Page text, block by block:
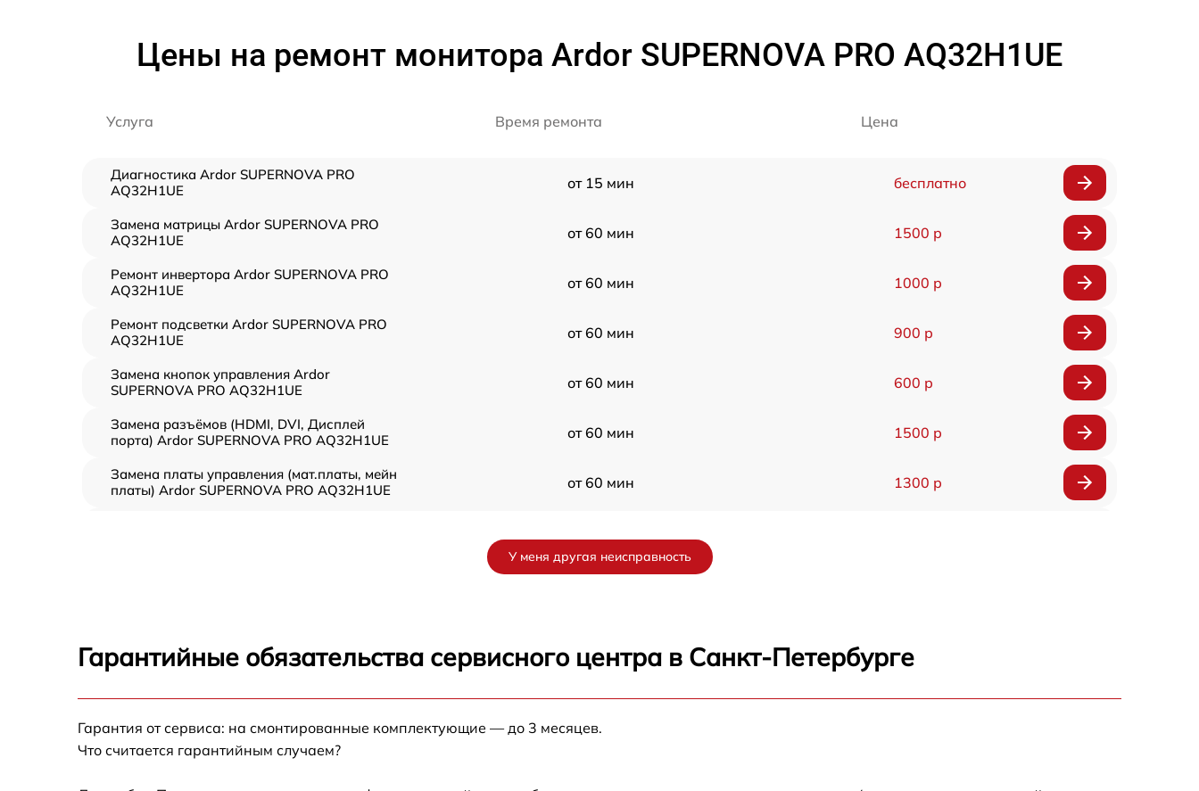
Цены на ремонт монитора Ardor SUPERNOVA PRO AQ32H1UE
Услуга Время ремонта Цена
Диагностика Ardor SUPERNOVA PRO
AQ32H1UE
от 15 мин бесплатно
Замена матрицы Ardor SUPERNOVA PRO
AQ32H1UE
от 60 мин 1500 р
Ремонт инвертора Ardor SUPERNOVA PRO
AQ32H1UE
от 60 мин 1000 р
Ремонт подсветки Ardor SUPERNOVA PRO
AQ32H1UE
от 60 мин 900 р
Замена кнопок управления Ardor
SUPERNOVA PRO AQ32H1UE
от 60 мин 600 р
Замена разъёмов (HDMI, DVI, Дисплей
порта) Ardor SUPERNOVA PRO AQ32H1UE
от 60 мин 1500 р
Замена платы управления (мат.платы, мейн
платы) Ardor SUPERNOVA PRO AQ32H1UE
от 60 мин 1300 р
Замена блока питания Ardor SUPERNOVA
PRO AQ32H1UE
от 60 мин
У меня другая неисправность
Гарантийные обязательства сервисного центра в Санкт-Петербурге
Гарантия от сервиса: на смонтированные комплектующие — до 3 месяцев.
Что считается гарантийным случаем?